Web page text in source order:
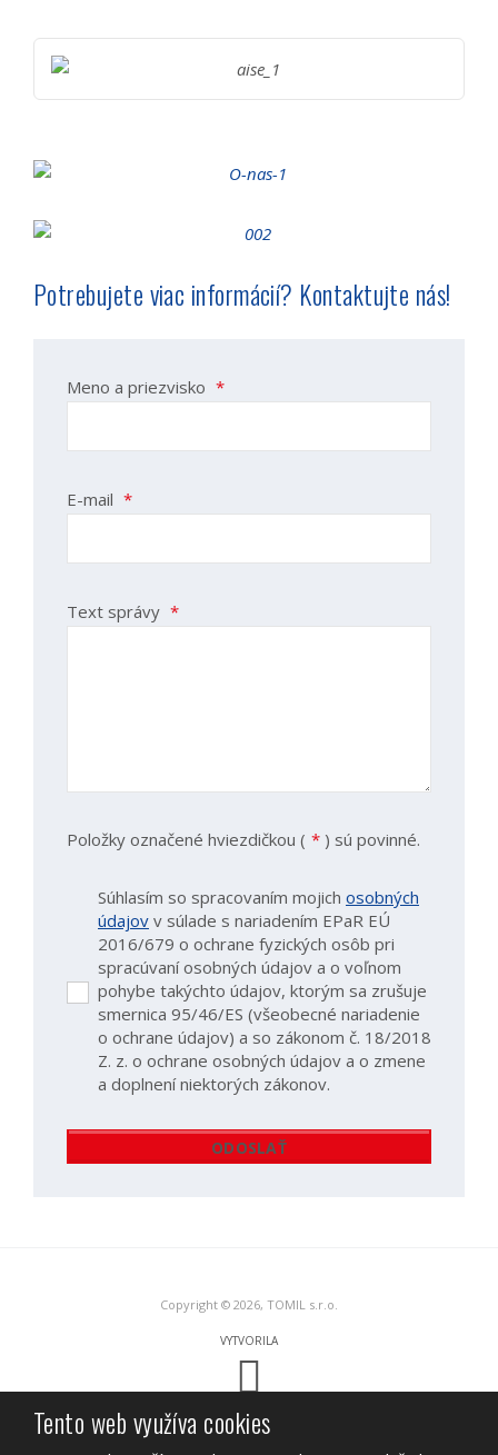
Potrebujete viac informácií? Kontaktujte nás!
Meno a priezvisko *
E-mail *
Text správy *
Položky označené hviezdičkou ( * ) sú povinné.
Súhlasím
spracovaním
mojich
osobných
v
pri
spracúvaní
osobných
Súhlasím so spracovaním mojich osobných
údajov v súlade s nariadením EPaR EÚ
2016/679 o ochrane fyzických osôb pri
spracúvaní osobných údajov a o voľnom
pohybe takýchto údajov, ktorým sa zrušuje
smernica 95/46/ES (všeobecné nariadenie
o ochrane údajov) a so zákonom č. 18/2018
Z. z. o ochrane osobných údajov a o zmene
a doplnení niektorých zákonov.
ODOSLAŤ
Copyright © 2026, TOMIL s.r.o.
VYTVORILA
Tento web je chránený pomocou Google reCAPTCHA, a platia pre neho
Zásady ochrany osobných údajov
Tento web využíva cookies